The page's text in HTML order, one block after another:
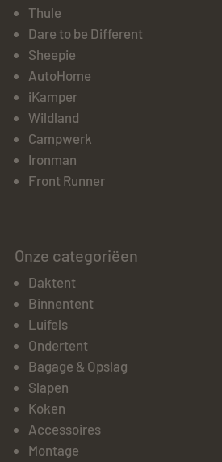
Thule
Dare to be Different
Sheepie
AutoHome
iKamper
Wildland
Campwerk
Ironman
Front Runner
Onze categoriëen
Daktent
Binnentent
Luifels
Ondertent
Bagage & Opslag
Slapen
Koken
Accessoires
Montage